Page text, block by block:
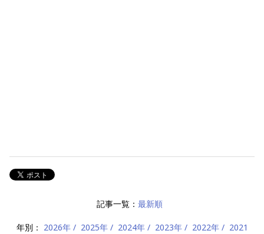
記事一覧： 最新順
年別： 2026年 2025年 2024年 2023年 2022年
2021